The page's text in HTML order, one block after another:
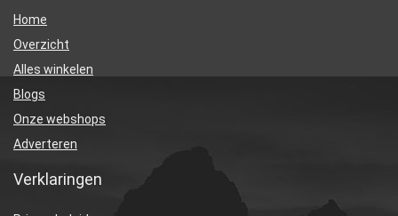
Home
Overzicht
Alles winkelen
Blogs
Onze webshops
Adverteren
Verklaringen